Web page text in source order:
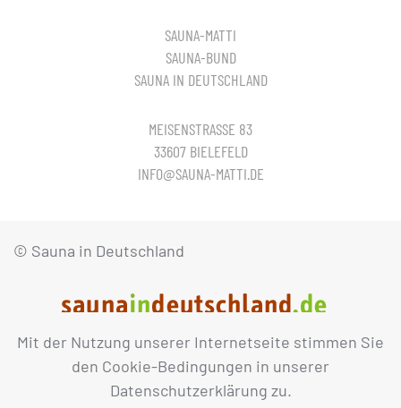
Mit der Nutzung unserer Internetseite stimmen Sie
den Cookie-Bedingungen in unserer
Datenschutzerklärung zu.
SAUNA-MATTI
SAUNA-BUND
SAUNA IN DEUTSCHLAND
MEISENSTRASSE 83
33607 BIELEFELD
INFO@SAUNA-MATTI.DE
© Sauna in Deutschland
IMPRESSUM DATENSCHUTZ